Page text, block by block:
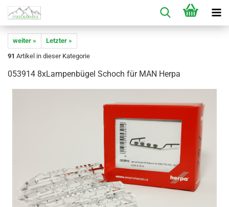
weiter »
Letzter »
91 Artikel in dieser Kategorie
053914 8xLampenbügel Schoch für MAN Herpa